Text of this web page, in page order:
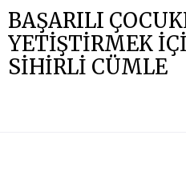
BAŞARILI
YETİŞTİRMEK
SİHİRLİ CÜMLE